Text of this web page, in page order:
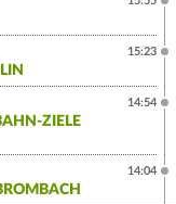
15:23
ZIELE
14:54
14:04